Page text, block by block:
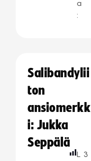
a
:
Salibandylii
ton
ansiomerkk
i: Jukka
Seppälä
L 3